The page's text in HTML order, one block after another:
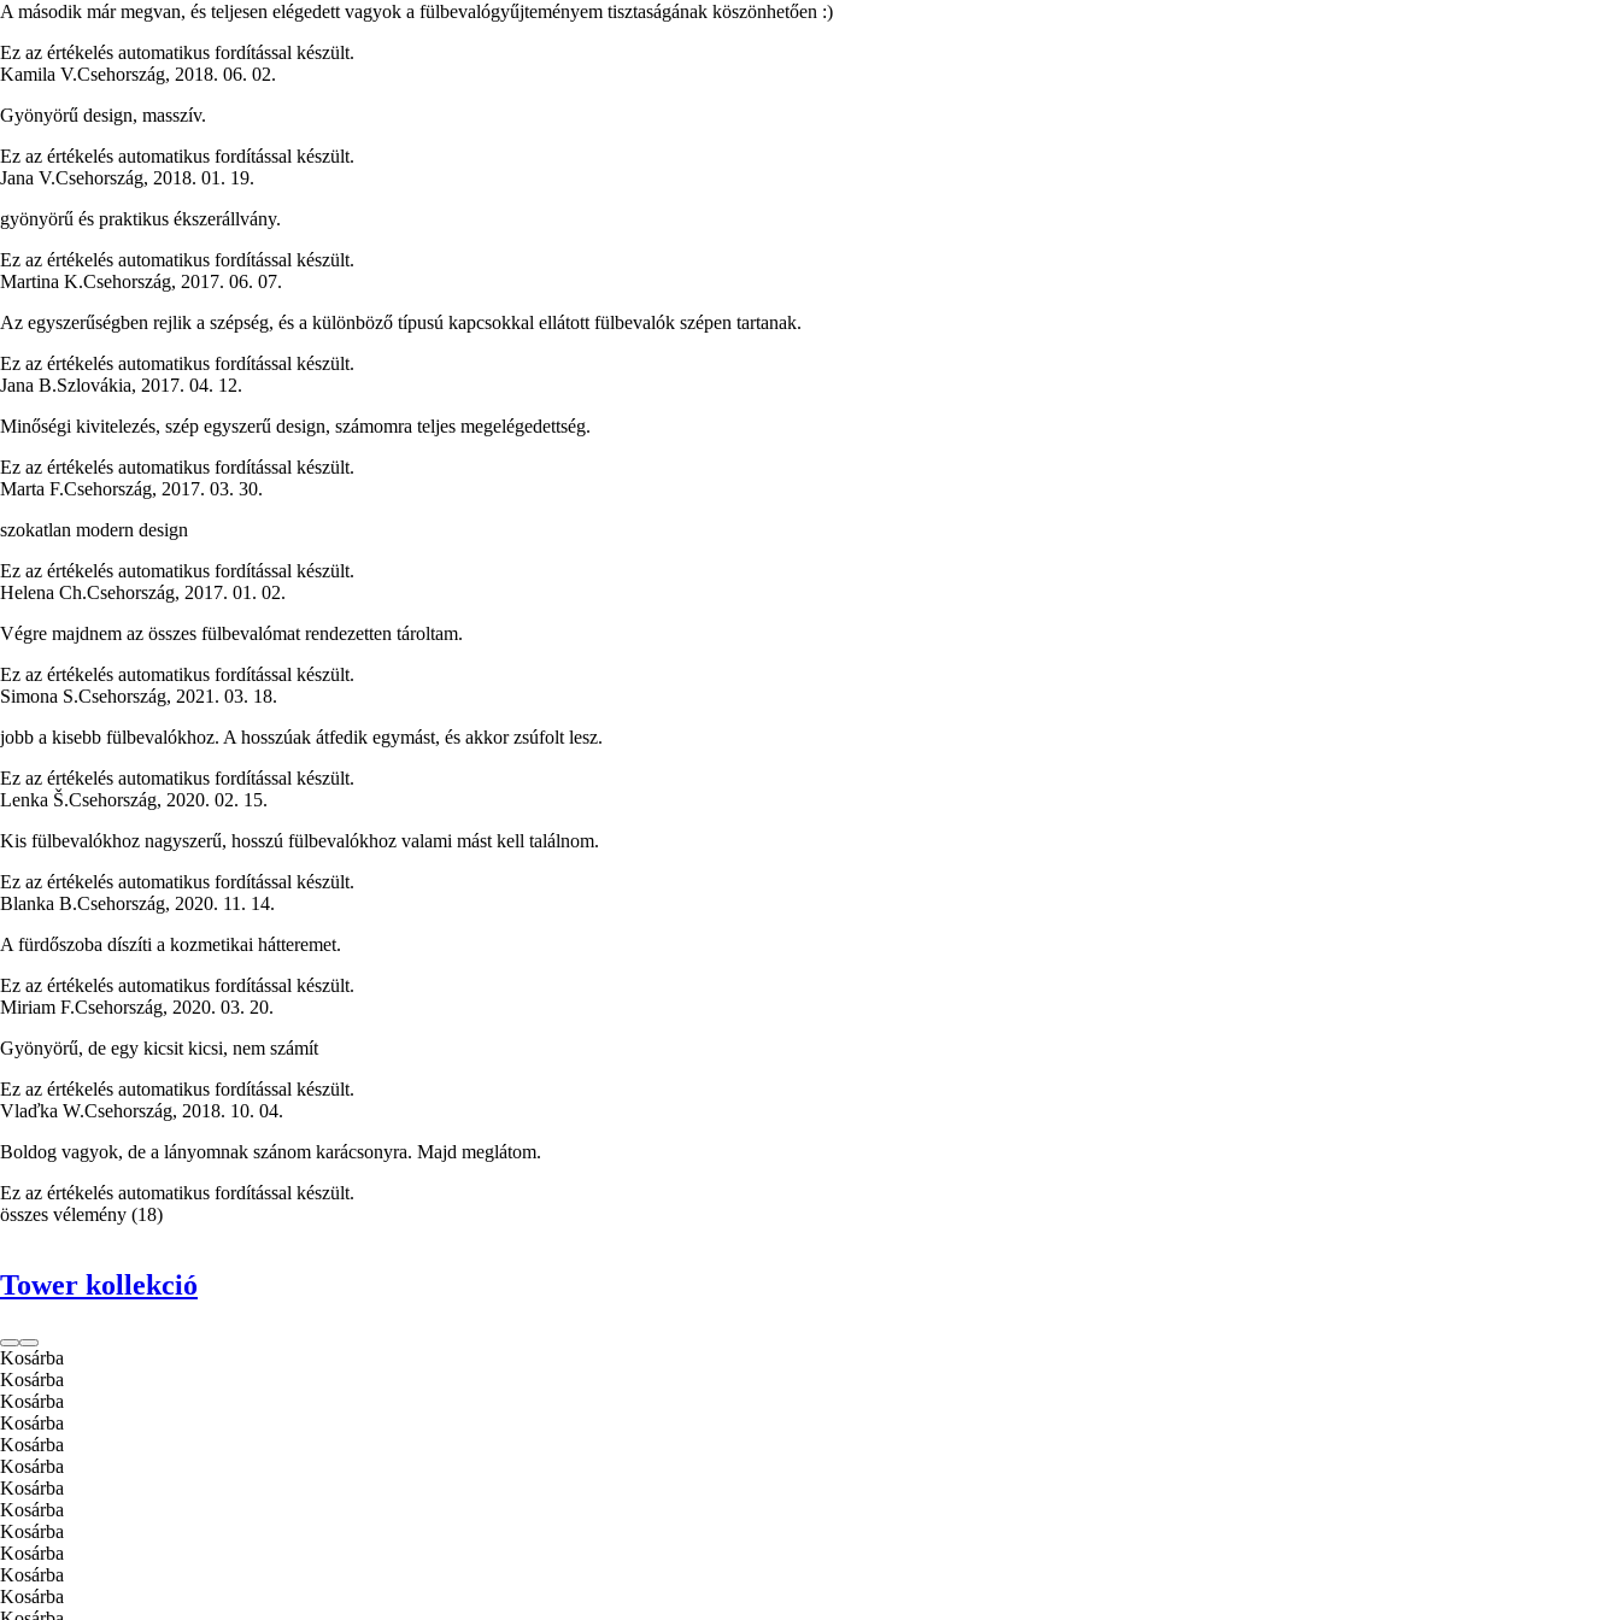
A második már megvan, és teljesen elégedett vagyok a fülbevalógyűjteményem tisztaságának köszönhetően :)
Ez az értékelés automatikus fordítással készült.
Kamila V.Csehország, 2018. 06. 02.
Gyönyörű design, masszív.
Ez az értékelés automatikus fordítással készült.
Jana V.Csehország, 2018. 01. 19.
gyönyörű és praktikus ékszerállvány.
Ez az értékelés automatikus fordítással készült.
Martina K.Csehország, 2017. 06. 07.
Az egyszerűségben rejlik a szépség, és a különböző típusú kapcsokkal ellátott fülbevalók szépen tartanak.
Ez az értékelés automatikus fordítással készült.
Jana B.Szlovákia, 2017. 04. 12.
Minőségi kivitelezés, szép egyszerű design, számomra teljes megelégedettség.
Ez az értékelés automatikus fordítással készült.
Marta F.Csehország, 2017. 03. 30.
szokatlan modern design
Ez az értékelés automatikus fordítással készült.
Helena Ch.Csehország, 2017. 01. 02.
Végre majdnem az összes fülbevalómat rendezetten tároltam.
Ez az értékelés automatikus fordítással készült.
Simona S.Csehország, 2021. 03. 18.
jobb a kisebb fülbevalókhoz. A hosszúak átfedik egymást, és akkor zsúfolt lesz.
Ez az értékelés automatikus fordítással készült.
Lenka Š.Csehország, 2020. 02. 15.
Kis fülbevalókhoz nagyszerű, hosszú fülbevalókhoz valami mást kell találnom.
Ez az értékelés automatikus fordítással készült.
Blanka B.Csehország, 2020. 11. 14.
A fürdőszoba díszíti a kozmetikai hátteremet.
Ez az értékelés automatikus fordítással készült.
Miriam F.Csehország, 2020. 03. 20.
Gyönyörű, de egy kicsit kicsi, nem számít
Ez az értékelés automatikus fordítással készült.
Vlaďka W.Csehország, 2018. 10. 04.
Boldog vagyok, de a lányomnak szánom karácsonyra. Majd meglátom.
Ez az értékelés automatikus fordítással készült.
összes vélemény (18)
Tower kollekció
Kosárba
Kosárba
Kosárba
Kosárba
Kosárba
Kosárba
Kosárba
Kosárba
Kosárba
Kosárba
Kosárba
Kosárba